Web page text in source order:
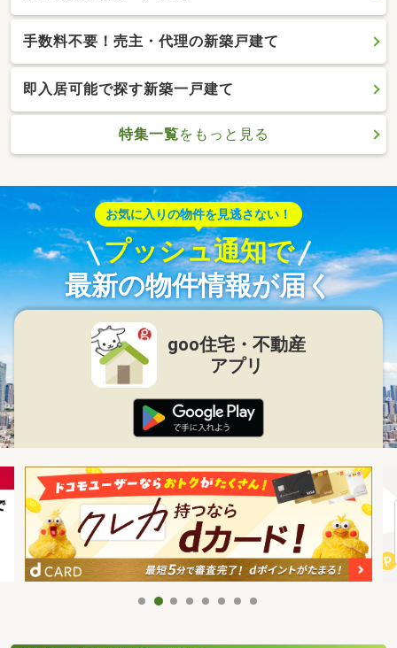
手数料不要！売主・代理の新築戸建て
即入居可能で探す新築一戸建て
特集一覧をもっと見る
お気に入りの物件を見逃さない！
プッシュ通知で
最新の物件情報が届く
goo住宅・不動産
アプリ